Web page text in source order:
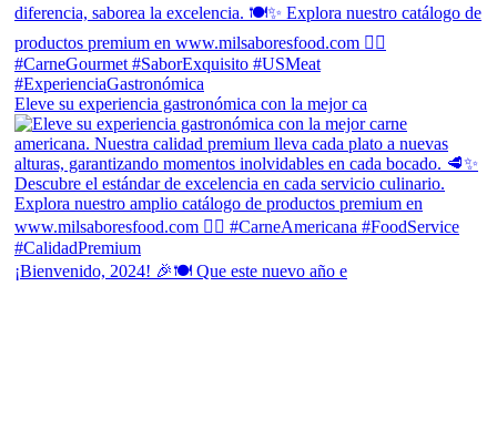
Eleve su experiencia gastronómica con la mejor ca
¡Bienvenido, 2024! 🎉🍽 Que este nuevo año e